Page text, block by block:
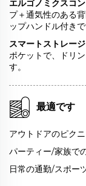
エルゴノミクスコ
プ＋通気性のある
ップハンドル付きで
スマートストレージ
ポケットで、ドリ
す。
最適です
アウトドアのピク
パーティー/家族で
日常の通勤/スポー